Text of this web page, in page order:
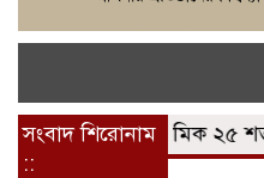
সংবাদ শিরোনাম
::
হার ৬২ দশমিক ২৫ শতাংশ